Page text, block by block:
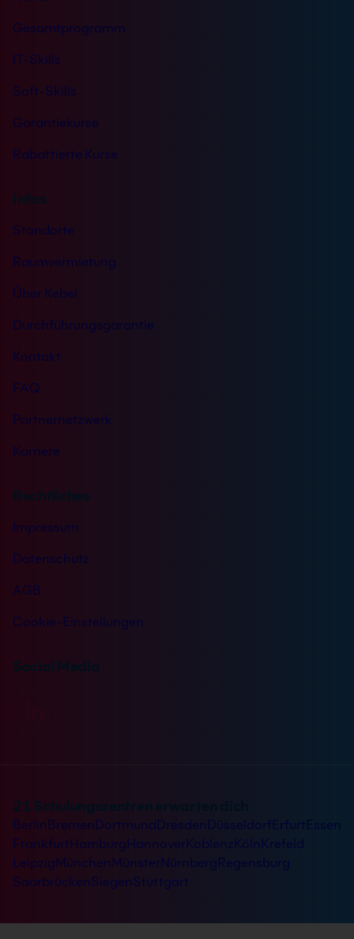
*
Gesamtprogramm
IT-Skills
Soft-Skills
Garantiekurse
Rabattierte Kurse
Infos
Standorte
Raumvermietung
Über Kebel
Durchführungsgarantie
Kontakt
FAQ
Partnernetzwerk
Karriere
Rechtliches
Impressum
Datenschutz
AGB
Cookie-Einstellungen
Social Media
21 Schulungszentren erwarten dich
Berlin Bremen Dortmund ErfurtEssen
FrankfurtHamburgHannover
Krefeld
LeipzigMünchen Münster
SaarbrückenSiegen Stuttgart